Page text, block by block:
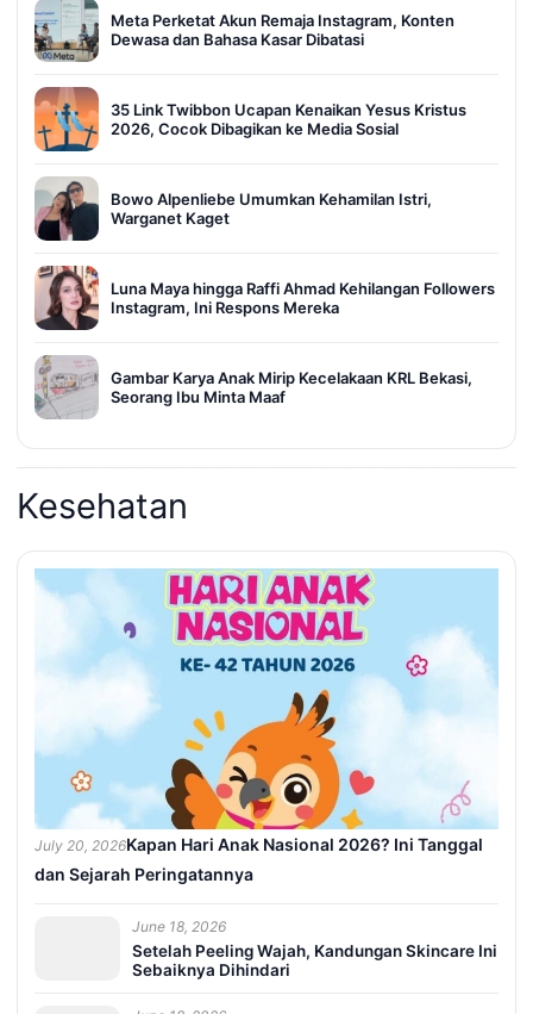
Meta Perketat Akun Remaja Instagram, Konten
Dewasa dan Bahasa Kasar Dibatasi
35 Link Twibbon Ucapan Kenaikan Yesus Kristus
2026, Cocok Dibagikan ke Media Sosial
Bowo Alpenliebe Umumkan Kehamilan Istri,
Warganet Kaget
Luna Maya hingga Raffi Ahmad Kehilangan Followers
Instagram, Ini Respons Mereka
Gambar Karya Anak Mirip Kecelakaan KRL Bekasi,
Seorang Ibu Minta Maaf
Kesehatan
July 20, 2026Kapan Hari Anak Nasional 2026? Ini Tanggal
dan Sejarah Peringatannya
June 18, 2026
Setelah Peeling Wajah, Kandungan Skincare Ini
Sebaiknya Dihindari